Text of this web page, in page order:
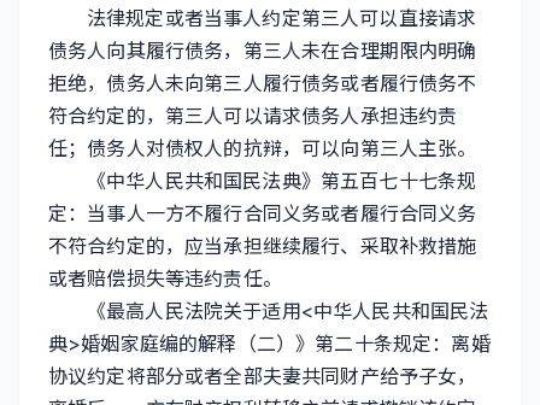
法律规定或者当事人约定第三人可以直接请求
债务人向其履行债务，第三人未在合理期限内明确
拒绝，债务人未向第三人履行债务或者履行债务不
符合约定的，第三人可以请求债务人承担违约责
任；债务人对债权人的抗辩，可以向第三人主张。
《中华人民共和国民法典》第五百七十七条规
定：当事人一方不履行合同义务或者履行合同义务
不符合约定的，应当承担继续履行、采取补救措施
或者赔偿损失等违约责任。
《最高人民法院关于适用<中华人民共和国民法
典>婚姻家庭编的解释（二）》第二十条规定：离婚
协议约定将部分或者全部夫妻共同财产给予子女，